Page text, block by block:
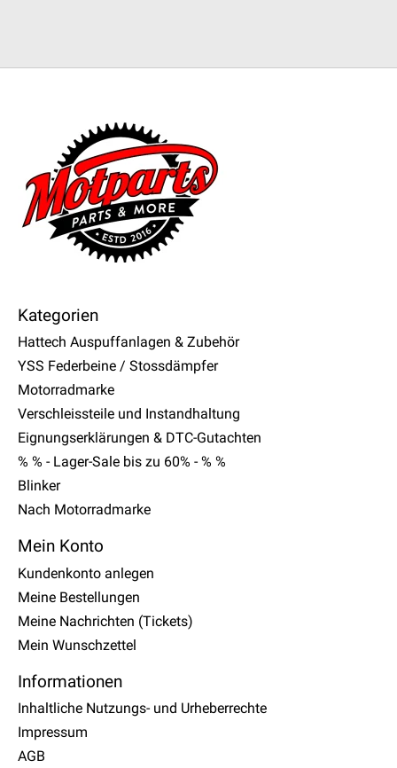
Kategorien
Hattech Auspuffanlagen & Zubehör
YSS Federbeine / Stossdämpfer
Motorradmarke
Verschleissteile und Instandhaltung
Eignungserklärungen & DTC-Gutachten
% % - Lager-Sale bis zu 60% - % %
Blinker
Nach Motorradmarke
Mein Konto
Kundenkonto anlegen
Meine Bestellungen
Meine Nachrichten (Tickets)
Mein Wunschzettel
Informationen
Inhaltliche Nutzungs- und Urheberrechte
Impressum
AGB